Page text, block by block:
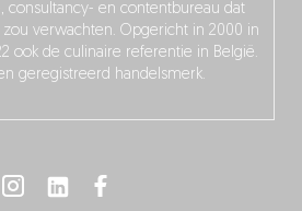
consultancy- en contentbureau dat
verwachten. Opgericht in 2000 in
ook de culinaire referentie in België.
geregistreerd handelsmerk.